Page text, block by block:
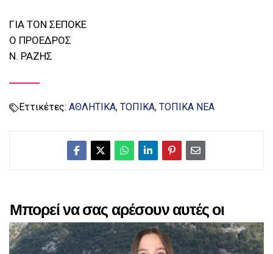
ΓΙΑ ΤΟΝ ΣΕΠΟΚΕ
Ο ΠΡΟΕΔΡΟΣ
Ν. ΡΑΖΗΣ
Εττικέτες: ΑΘΛΗΤΙΚΑ ΤΟΠΙΚΑ ΤΟΠΙΚΑ ΝΕΑ
Μπορεί να σας αρέσουν αυτές οι
αναρτήσεις